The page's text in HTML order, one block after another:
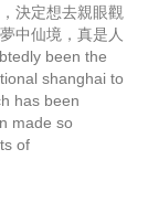
決定想去親眼觀
中仙境，真是人
been the
shanghai to
has been
made so
of